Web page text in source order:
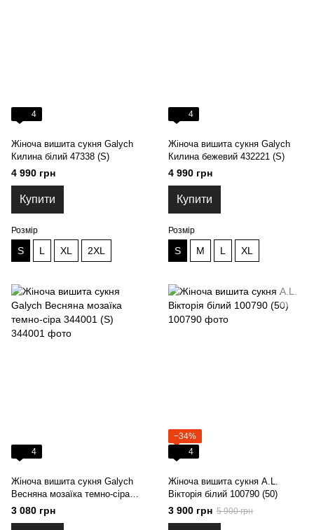
4
Жіноча вишита сукня Galych
Килина білий 47338 (S)
4 990 грн
Купити
Розмір
S L XL 2XL
4
Жіноча вишита сукня Galych
Килина бежевий 432221 (S)
4 990 грн
Купити
Розмір
S M L XL
4
Жіноча вишита сукня Galych
Весняна мозаїка темно-сіра
344001 (S)
3 080 грн
−34%
4
Жіноча вишита сукня A.L.
Вікторія білий 100790 (50)
3 900 грн 5 900 грн